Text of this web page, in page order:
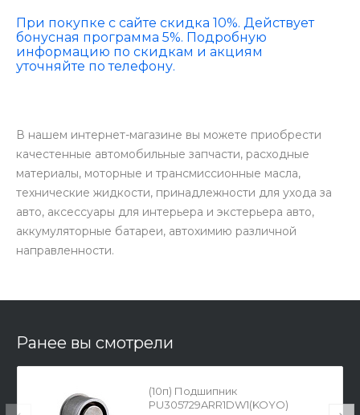
При покупке с сайте скидка 10%. Действует
бонусная программа 5%. Подробную
информацию по скидкам и акциям
уточняйте по телефону.
В нашем интернет-магазине вы можете приобрести
качестенные автомобильные запчасти, расходные
материалы, моторные и трансмиссионные масла,
технические жидкости, принадлежности для ухода за
авто, аксессуары для интерьера и экстерьера авто,
аккумуляторные батареи, автохимию различной
направленности.
Ранее вы смотрели
(10п) Подшипник
PU305729ARR1DW1(KOYO)